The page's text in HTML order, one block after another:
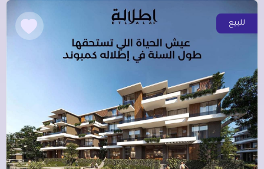
للبيع